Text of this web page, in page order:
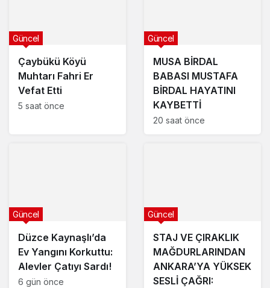
Çaybükü Köyü
Muhtarı Fahri Er
Vefat Etti
Güncel
5 saat önce
MUSA BİRDAL
BABASI MUSTAFA
BİRDAL HAYATINI
KAYBETTİ
Güncel
20 saat önce
Düzce Kaynaşlı’da
Ev Yangını Korkuttu:
Alevler Çatıyı Sardı!
Güncel
6 gün önce
STAJ VE ÇIRAKLIK
MAĞDURLARINDAN
ANKARA’YA YÜKSEK
SESLİ ÇAĞRI:
Güncel